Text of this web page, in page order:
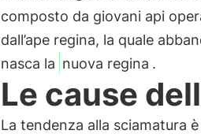
composto da giovani api
dall’ape regina, la quale
nasca la nuova regina .
Le cause
La tendenza alla sciamatura